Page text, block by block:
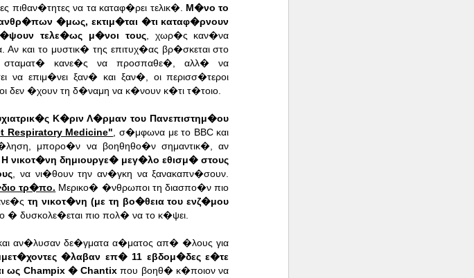
πιθαν�τητες να τα καταφ�ρει τελικ�. Μ�νο το
�μως, εκτιμ�ται �τι καταφ�ρνουν
τελε�ως μ�νοι τους, χωρ�ς καν�να
Αν και το μυστικ� της επιτυχ�ας βρ�σκεται στο
κανε�ς να προσπαθε�, αλλ� να
να επιμ�νει ξαν� και ξαν�, οι περισσ�τεροι
δεν �χουν τη δ�ναμη να κ�νουν κ�τι τ�τοιο.
Κ�ριν Λ�ρμαν του Πανεπιστημ�ου
Respiratory Medicine" , σ�μφωνα με το BBC και
μπορο�ν να βοηθηθο�ν σημαντικ�, αν
Η νικοτ�νη δημιουργε� μεγ�λο εθισμ� στους
, να νι�θουν την αν�γκη να ξανακαπν�σουν.
τρ�πο. Μερικο� �νθρωποι τη διασπο�ν πιο
τη νικοτ�νη (με τη βο�θεια του ενζ�μου
� δυσκολε�εται πιο πολ� να το κ�ψει.
αν�λυσαν δε�γματα α�ματος απ� �λους για
�λαβαν επ� 11 εβδομ�δες ε�τε
ως Champix � Chantix που βοηθ� κ�ποιον να